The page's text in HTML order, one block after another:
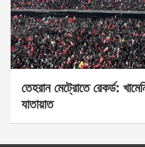
তেহরান মেট্রোতে রেকর্ড:
যাতায়াত